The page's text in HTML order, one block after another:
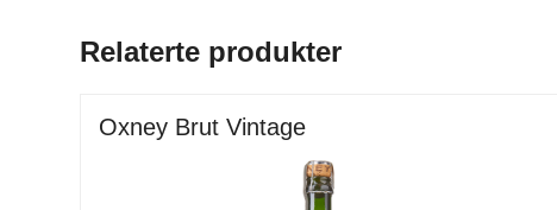
Relaterte produkter
Oxney Brut Vintage